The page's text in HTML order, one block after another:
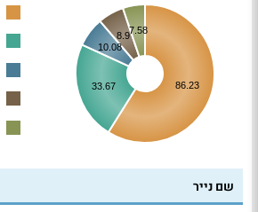
86.23
33.67
10.08
8.97.58
שם נייר